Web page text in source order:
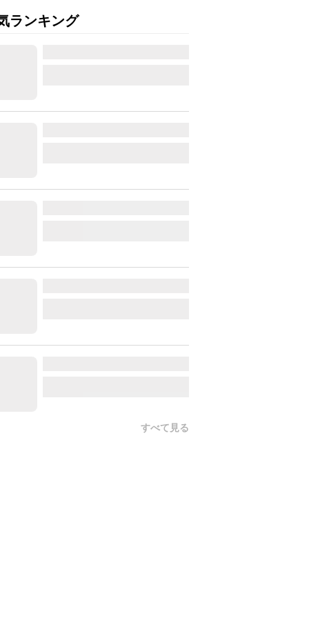
ランキング
すべて見る